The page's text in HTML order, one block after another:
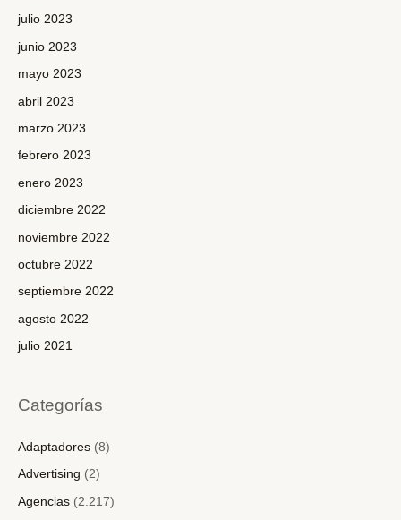
julio 2023
junio 2023
mayo 2023
abril 2023
marzo 2023
febrero 2023
enero 2023
diciembre 2022
noviembre 2022
octubre 2022
septiembre 2022
agosto 2022
julio 2021
Categorías
Adaptadores (8)
Advertising (2)
Agencias (2.217)